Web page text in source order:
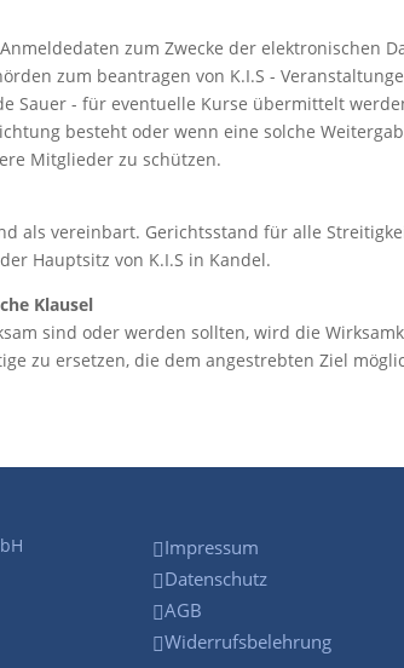
zum Zwecke der elektronischen
zum beantragen von K.I.S -
Sauer - für eventuelle Kurse übermittelt
besteht oder wenn eine solche
Mitglieder zu schützen.
als vereinbart. Gerichtsstand für alle
Hauptsitz von K.I.S in Kandel.
Klausel
sind oder werden sollten, wird die
zu ersetzen, die dem angestrebten Ziel
 Impressum
 Datenschutz
AGB
Widerrufsbelehrung